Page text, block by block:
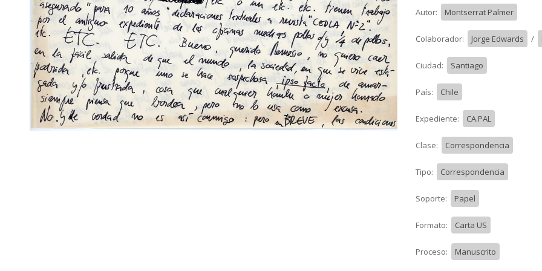
Autor: Montserrat Palmer
Colaborador: Jorge Edwards /
Ciudad: Santiago
País: Chile
Expediente: CA.PAL
Clase: Correspondencia
Tipo: Correspondencia
Soporte: Papel
Formato: Carta US
Proceso: Manuscrito